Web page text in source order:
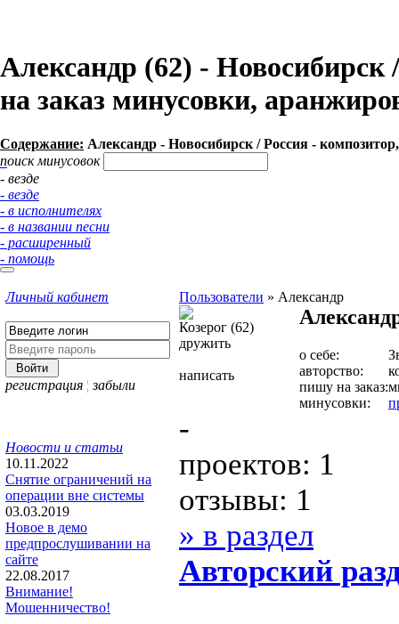
Александр (62) -
на заказ минусовки,
Содержание: Александр - Новосибирск / Россия -
поиск минусовок
- везде
- везде
- в исполнителях
- в названии песни
- расширенный
- помощь
Личный кабинет
регистрация ¦ забыли
Новости и статьи
10.11.2022
Снятие ограничений на
операции вне системы
03.03.2019
Новое в демо
предпрослушивании на
сайте
22.08.2017
Внимание!
Мошенничество!
Пользователи » Александр
Козерог (62)
дружить
написать
о себе:
авторство:
пишу на заказ:
минусовки:
-
проектов: 1
отзывы: 1
» в раздел
Авторcкий